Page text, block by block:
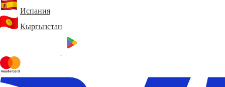
Испания
Кыргызстан